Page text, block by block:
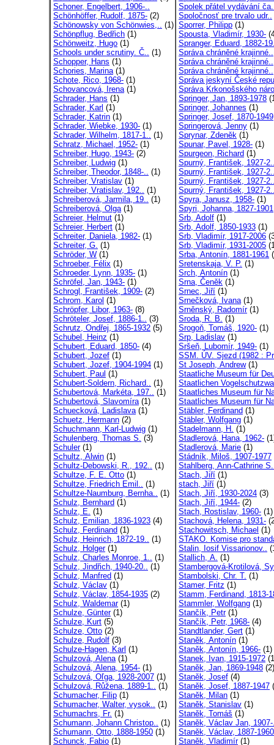
Schoner, Engelbert, 1906-..
Schönhöffer, Rudolf, 1875- (2)
Schönowsky von Schönwies,.. (1)
Schönpflug, Bedřich (1)
Schönweitz, Hugo (1)
Schools under scrutiny. Č.. (1)
Schopper, Hans (1)
Schories, Marina(1)
Schote, Rico, 1968- (1)
Schovancová, Irena(1)
Schrader, Hans (1)
Schrader, Karl (1)
Schrader, Katrin (1)
Schrader, Wiebke, 1930- (1)
Schrader, Wilhelm, 1817-1.. (1)
Schratz, Michael, 1952- (1)
Schreiber, Hugo, 1943- (2)
Schreiber, Ludwig (1)
Schreiber, Theodor, 1848-.. (1)
Schreiber, Vratislav (1)
Schreiber, Vratislav, 192.. (1)
Schreiberová, Jarmila, 19.. (1)
Schreiberová, Olga(1)
Schreier, Helmut (1)
Schreier, Herbert (1)
Schreiter, Daniela, 1982- (1)
Schreiter, G. (1)
Schröder, W (1)
Schroeber, Félix (1)
Schroeder, Lynn, 1935- (1)
Schröfel, Jan, 1943- (1)
Schrogl, František, 1909- (2)
Schrom, Karol (1)
Schröpfer, Libor, 1963- (8)
Schröteler, Josef, 1886-1.. (3)
Schrutz, Ondřej, 1865-1932 (5)
Schubel, Heinz (1)
Schubert, Eduard, 1850- (4)
Schubert, Jozef (1)
Schubert, Jozef, 1904-1994 (1)
Schubert, Paul (1)
Schubert-Soldern, Richard.. (1)
Schubertová, Markéta, 197.. (1)
Schubertová, Slavomíra(1)
Schuecková, Ladislava(1)
Schuetz, Hermann (2)
Schuchmann, Karl-Ludwig (1)
Schulenberg, Thomas S. (3)
Schuler(1)
Schultz, Alwin (1)
Schultz-Debowski, R., 192.. (1)
Schultze, F. E. Otto (1)
Schultze, Friedrich Emil.. (1)
Schultze-Naumburg, Bernha.. (1)
Schulz, Bernhard (1)
Schulz, E. (1)
Schulz, Emilian, 1836-1923 (4)
Schulz, Ferdinand (1)
Schulz, Heinrich, 1872-19.. (1)
Schulz, Holger(1)
Schulz, Charles Monroe, 1.. (1)
Schulz, Jindřich, 1940-20.. (1)
Schulz, Manfred (1)
Schulz, Václav (1)
Schulz, Václav, 1854-1935 (2)
Schulz, Waldemar(1)
Schulze, Günter(1)
Schulze, Kurt (5)
Schulze, Otto (2)
Schulze, Rudolf (3)
Schulze-Hagen, Karl (1)
Schulzová, Alena(1)
Schulzová, Alena, 1954- (1)
Schulzová, Oľga, 1928-2007 (1)
Schulzová, Růžena, 1889-1.. (1)
Schumacher, Filip (1)
Schumacher, Walter, vysok.. (1)
Schumachrs, Fr. (1)
Schumann, Johann Christop.. (1)
Schumann, Otto, 1888-1950 (1)
Schunck, Fabio (1)
Spolek přátel vydávání
Spoločnosť pre trvalo udr..
Sporrer, Philipp (1)
Spousta, Vladimír, 1930-
Spranger, Eduard, 1882-
Správa chráněné krajinné..
Správa chráněné krajinné..
Správa chráněné krajinné..
Správa jeskyní České
Správa Krkonošského
Springer, Jan, 1893-1978
Springer, Johannes (1)
Springer, Josef, 1870-1949
Springerová, Jenny (1)
Sprynar, Zdeněk (1)
Spunar, Pavel, 1928- (1)
Spurgeon, Richard (1)
Spurný, František, 1927-
Spurný, František, 1927-
Spurný, František, 1927-
Spurný, František, 1927-
Spyra, Janusz, 1958- (1)
Spyri, Johanna, 1827-1901
Srb, Adolf (1)
Srb, Adolf, 1850-1933 (1)
Srb, Vladimír, 1917-2006
Srb, Vladimír, 1931-2005
Srba, Antonín, 1881-1961
Sretenskaja, V. P. (1)
Srch, Antonín (1)
Srna, Čeněk (1)
Srnec, Jiří (1)
Srnečková, Ivana(1)
Srněnský, Radomír(1)
Sroda, R. B. (1)
Srogoň, Tomáš, 1920- (1)
Srp, Ladislav (1)
Sršeň, Lubomír, 1949- (1)
SSM. ÚV. Sjezd (1982 :
St Joseph, Andrew(1)
Staatliche Museum für
Staatlichen
Staatliches Museum für
Staatliches Museum für
Stäbler, Ferdinand (1)
Stäbler, Wolfgang (1)
Stadelmann, H. (1)
Stadlerová, Hana, 1962-
Stadlerová, Marie (1)
Stádník, Miloš, 1907-1977
Stahlberg, Ann-Cathrine
Stach, Jiří (1)
stach, Jiří (1)
Stach, Jiří, 1930-2024 (3)
Stach, Jiří, 1944- (2)
Stach, Rostislav, 1960- (1)
Stachová, Helena, 1931-
Stachowitsch, Michael (1)
STAKO. Komise pro
Stalin, Iosif Vissarionov..
Stallich, A. (1)
Stambergová-Krotilová,
Stambolski, Chr. T. (1)
Stamer, Fritz (1)
Stamm, Ferdinand, 1813-
Stammler, Wolfgang (1)
Stančík, Petr(1)
Stančík, Petr, 1968- (4)
Standtlander, Gert (1)
Staněk, Antonín (1)
Staněk, Antonín, 1966- (1)
Stanek, Ivan, 1915-1972
Staněk, Jan, 1869-1948 (2)
Staněk, Josef (4)
Staněk, Josef, 1887-1947
Staněk, Milan (1)
Staněk, Stanislav (1)
Staněk, Tomáš (1)
Staněk, Václav Jan,
Staněk, Václav, 1887-1960
Staněk, Vladimír(1)